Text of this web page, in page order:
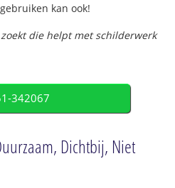
gebruiken kan ook!
die helpt met schilderwerk
342067
Dichtbij, Niet